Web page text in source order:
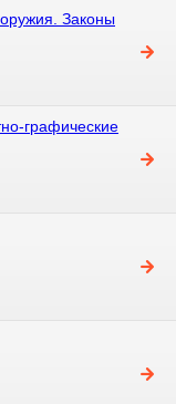
Законы
графические